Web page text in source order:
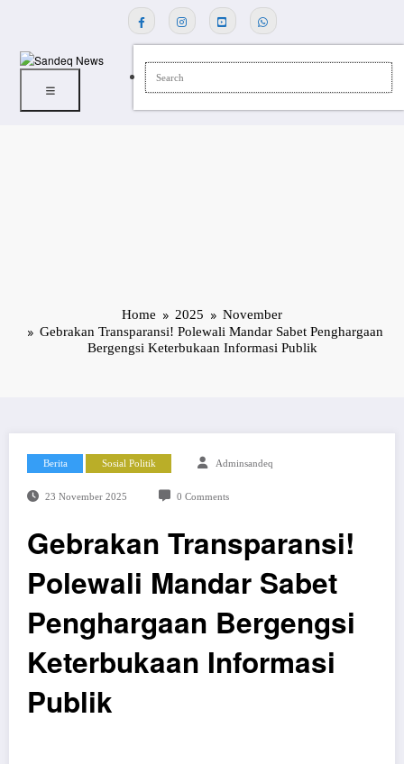
Home 2025
November
Gebrakan Transparansi! Polewali Mandar Sabet Penghargaan
Bergengsi Keterbukaan Informasi Publik
Berita Sosial Politik Adminsandeq
23 November 2025 0 Comments
Gebrakan Transparansi!
Polewali Mandar Sabet
Penghargaan Bergengsi
Keterbukaan Informasi
Publik